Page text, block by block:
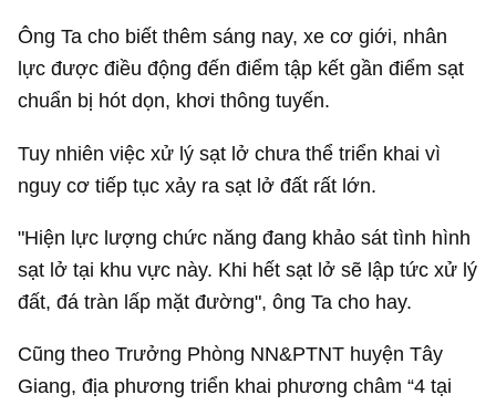
Ông Ta cho biết thêm sáng nay, xe cơ giới, nhân
lực được điều động đến điểm tập kết gần điểm sạt
chuẩn bị hót dọn, khơi thông tuyến.
Tuy nhiên việc xử lý sạt lở chưa thể triển khai vì
nguy cơ tiếp tục xảy ra sạt lở đất rất lớn.
"Hiện lực lượng chức năng đang khảo sát tình hình
sạt lở tại khu vực này. Khi hết sạt lở sẽ lập tức xử lý
đất, đá tràn lấp mặt đường", ông Ta cho hay.
Cũng theo Trưởng Phòng NN&PTNT huyện Tây
Giang, địa phương triển khai phương châm “4 tại